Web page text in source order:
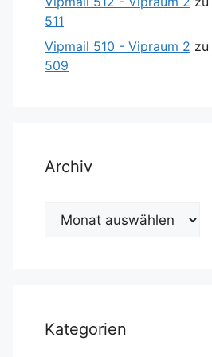
511
Vipmail 510 - Vipraum 2 zu
509
Archiv
Archiv
Kategorien